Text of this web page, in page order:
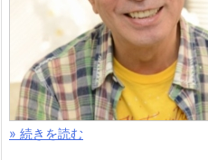
» 続きを読む